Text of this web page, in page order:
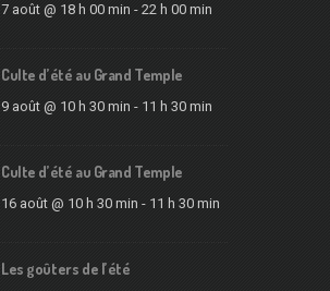
7 août @ 18 h 00 min - 22 h 00 min
Culte d’été au Grand Temple
9 août @ 10 h 30 min - 11 h 30 min
Culte d’été au Grand Temple
16 août @ 10 h 30 min - 11 h 30 min
Les goûters de l’été